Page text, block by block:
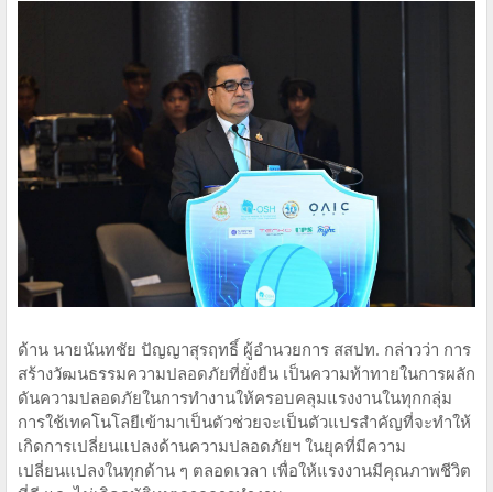
ด้าน นายนันทชัย ปัญญาสุรฤทธิ์ ผู้อำนวยการ สสปท. กล่าวว่า การ
สร้างวัฒนธรรมความปลอดภัยที่ยั่งยืน เป็นความท้าทายในการผลัก
ดันความปลอดภัยในการทำงานให้ครอบคลุมแรงงานในทุกกลุ่ม
การใช้เทคโนโลยีเข้ามาเป็นตัวช่วยจะเป็นตัวแปรสำคัญที่จะทำให้
เกิดการเปลี่ยนแปลงด้านความปลอดภัยฯ ในยุคที่มีความ
เปลี่ยนแปลงในทุกด้าน ๆ ตลอดเวลา เพื่อให้แรงงานมีคุณภาพชีวิต